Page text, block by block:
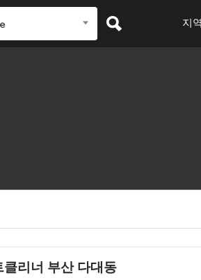
지
클리너 부산 다대동